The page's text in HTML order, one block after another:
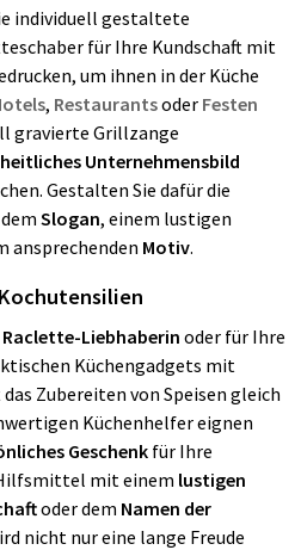
individuell gestaltete
für Ihre Kundschaft mit
um ihnen in der Küche
, Restaurantsoder Festen
gravierte Grillzange
Unternehmensbild
Gestalten Sie dafür die
Slogan, einem lustigen
ansprechenden Motiv.
Raclette-Liebhaberin oder für Ihre
Küchengadgets mit
Zubereiten von Speisen gleich
Küchenhelfer eignen
Geschenk für Ihre
mit einem lustigen
oder dem Namen der
nicht nur eine lange Freude